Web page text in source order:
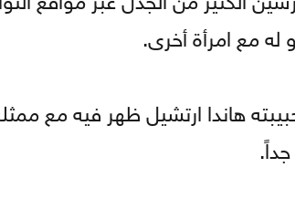
مع امرأة أخرى.
هاندا ارتشيل ظهر فيه مع